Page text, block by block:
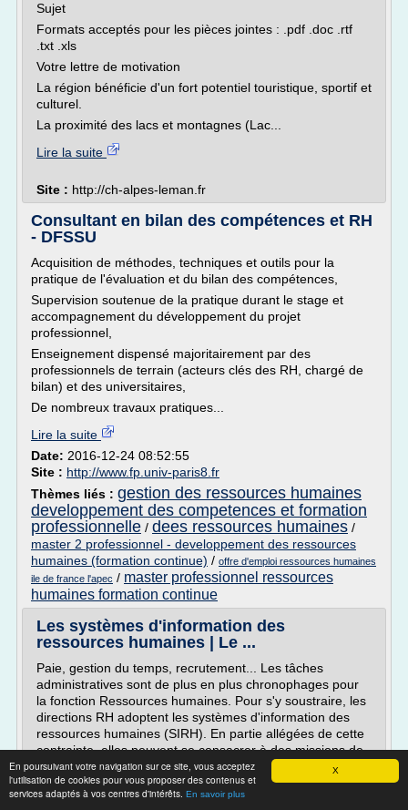
X
En poursuivant votre navigation sur ce site, vous acceptez
l'utilisation de cookies pour vous proposer des contenus et
services adaptés à vos centres d'intérêts. En savoir plus
Sujet
Formats acceptés pour les pièces jointes : .pdf .doc .rtf
.txt .xls
Votre lettre de motivation
La région bénéficie d'un fort potentiel touristique, sportif et
culturel.
La proximité des lacs et montagnes (Lac...
Lire la suite
Site : http://ch-alpes-leman.fr
Consultant en bilan des compétences et RH
- DFSSU
Acquisition de méthodes, techniques et outils pour la
pratique de l'évaluation et du bilan des compétences,
Supervision soutenue de la pratique durant le stage et
accompagnement du développement du projet
professionnel,
Enseignement dispensé majoritairement par des
professionnels de terrain (acteurs clés des RH, chargé de
bilan) et des universitaires,
De nombreux travaux pratiques...
Lire la suite
Date: 2016-12-24 08:52:55
Site : http://www.fp.univ-paris8.fr
Thèmes liés : gestion des ressources humaines
developpement des competences et formation
professionnelle / dees ressources humaines /
master 2 professionnel - developpement des ressources
humaines (formation continue) / offre d'emploi ressources humaines
ile de france l'apec / master professionnel ressources
humaines formation continue
Les systèmes d'information des
ressources humaines | Le ...
Paie, gestion du temps, recrutement... Les tâches
administratives sont de plus en plus chronophages pour
la fonction Ressources humaines. Pour s'y soustraire, les
directions RH adoptent les systèmes d'information des
ressources humaines (SIRH). En partie allégées de cette
contrainte, elles peuvent se consacrer à des missions de
pilotage stratégique, communiquer plus aisément avec
les...